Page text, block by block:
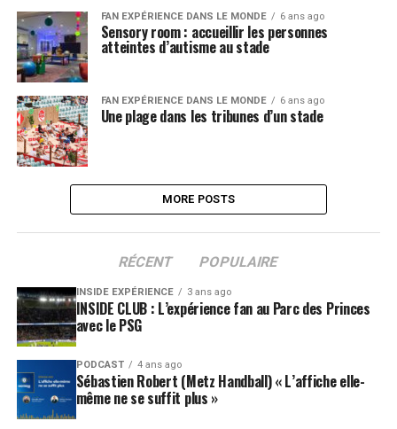
FAN EXPÉRIENCE DANS LE MONDE 6 ans ago
Sensory room : accueillir les personnes
atteintes d’autisme au stade
FAN EXPÉRIENCE DANS LE MONDE 6 ans ago
Une plage dans les tribunes d’un stade
MORE POSTS
RÉCENT POPULAIRE
INSIDE EXPÉRIENCE 3 ans ago
INSIDE CLUB : L’expérience fan au Parc des Princes
avec le PSG
PODCAST 4 ans ago
Sébastien Robert (Metz Handball) « L’affiche elle-
même ne se suffit plus »